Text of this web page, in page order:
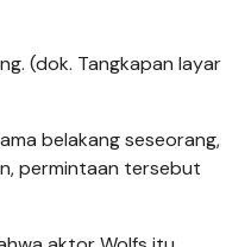
(dok. Tangkapan layar
belakang seseorang,
permintaan tersebut